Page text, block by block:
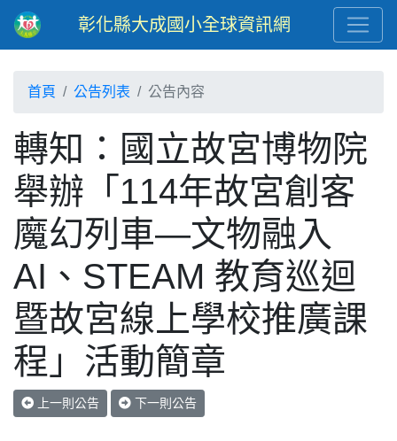
彰化縣大成國小全球資訊網
首頁 公告列表 公告內容
轉知：國立故宮博物院
舉辦「114年故宮創客
魔幻列車—文物融入
AI、STEAM 教育巡迴
暨故宮線上學校推廣課
程」活動簡章
上一則公告 下一則公告